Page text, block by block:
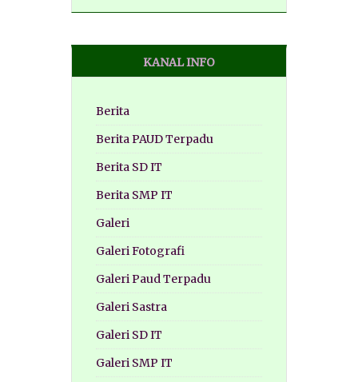
KANAL INFO
Berita
Berita PAUD Terpadu
Berita SD IT
Berita SMP IT
Galeri
Galeri Fotografi
Galeri Paud Terpadu
Galeri Sastra
Galeri SD IT
Galeri SMP IT